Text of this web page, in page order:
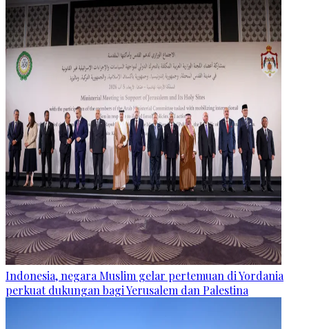
Indonesia, negara Muslim gelar pertemuan di Yordania
perkuat dukungan bagi Yerusalem dan Palestina